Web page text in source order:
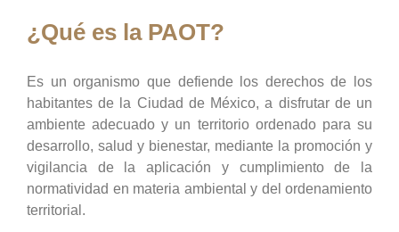
¿Qué es la PAOT?
Es un organismo que defiende los derechos de los
habitantes de la Ciudad de México, a disfrutar de un
ambiente adecuado y un territorio ordenado para su
desarrollo, salud y bienestar, mediante la promoción y
vigilancia de la aplicación y cumplimiento de la
normatividad en materia ambiental y del ordenamiento
territorial.